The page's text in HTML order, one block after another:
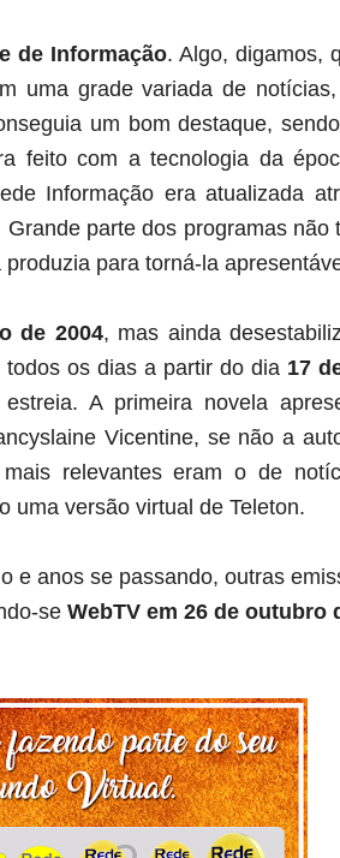
de Informação. Algo, digamos,
uma grade variada de
um bom destaque,
feito com a tecnologia da
Informação era atualizada
parte dos programas não
para torná-la
de 2004, mas ainda
os dias a partir do dia 17
A primeira novela
Vicentine, se não a
relevantes eram o de
uma versão virtual de Teleton.
e anos se passando, outras
se WebTV em 26 de outubro